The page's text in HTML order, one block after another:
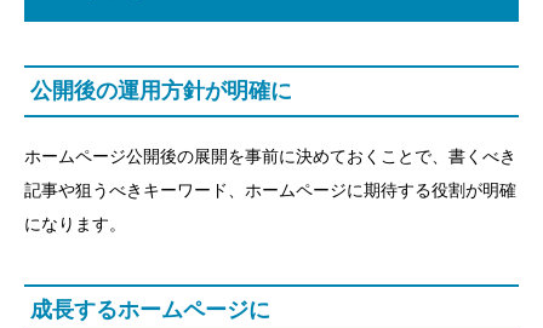
公開後の運用方針が明確に
ホームページ公開後の展開を事前に決めておくことで、書くべき
記事や狙うべきキーワード、ホームページに期待する役割が明確
になります。
成長するホームページに